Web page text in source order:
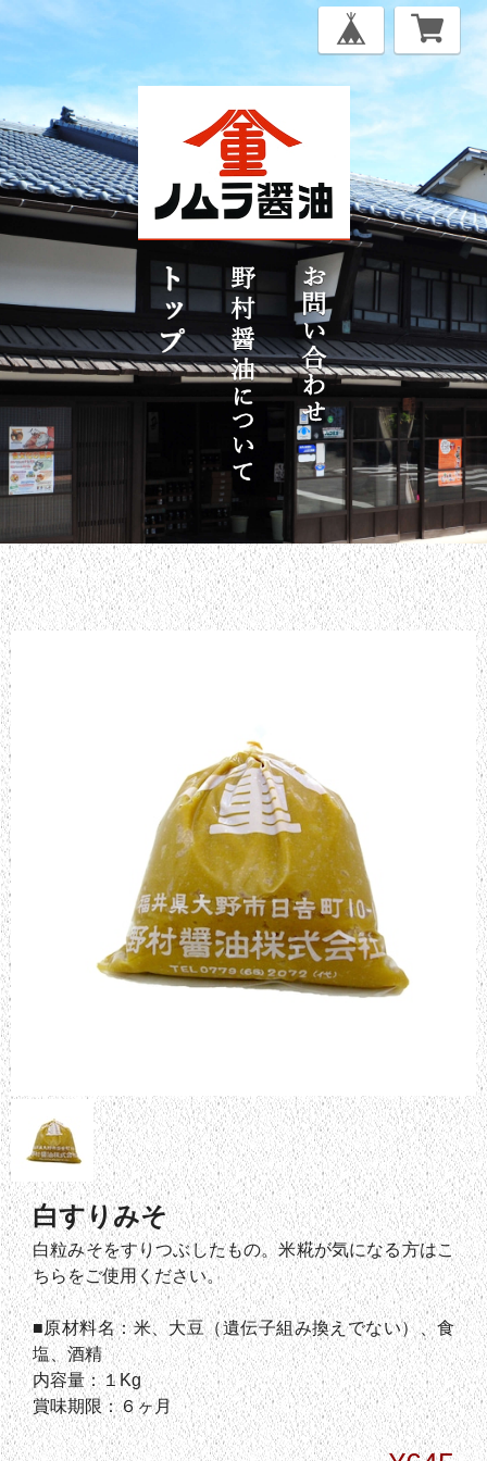
白すりみそ
白粒みそをすりつぶしたもの。米糀が気になる方はこ
ちらをご使用ください。
■原材料名：米、大豆（遺伝子組み換えでない）、食
塩、酒精
内容量：１Kg
賞味期限：６ヶ月